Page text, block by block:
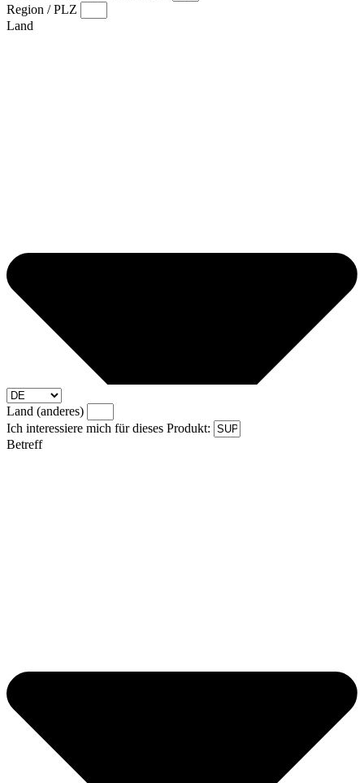
Region / PLZ
Land
Land (anderes)
Ich interessiere mich für dieses Produkt:
Betreff